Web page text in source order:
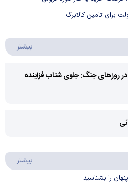
بیشتر
روزهای جنگ: جلوی شتاب فزاینده
Video
بیشتر